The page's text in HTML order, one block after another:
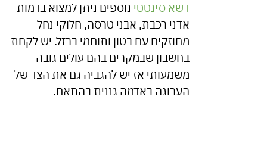
דשא סינטטי נוספים ניתן למצוא בדמות
אדני רכבת, אבני טרסה, חלוקי נחל
מחוזקים עם בטון ותוחמי ברזל. יש לקחת
בחשבון שבמקרים בהם עולים גובה
משמעותי אז יש להגביה גם את הצד של
הערוגה באדמה גננית בהתאם.